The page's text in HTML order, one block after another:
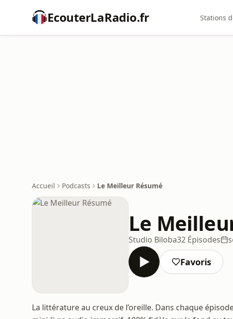
EcouterLaRadio.fr Stations
Accueil Podcasts Le Meilleur Résumé
Le
Studio Biloba32 Épisodes
Favoris
La littérature au creux de l’oreille. Dans chaque